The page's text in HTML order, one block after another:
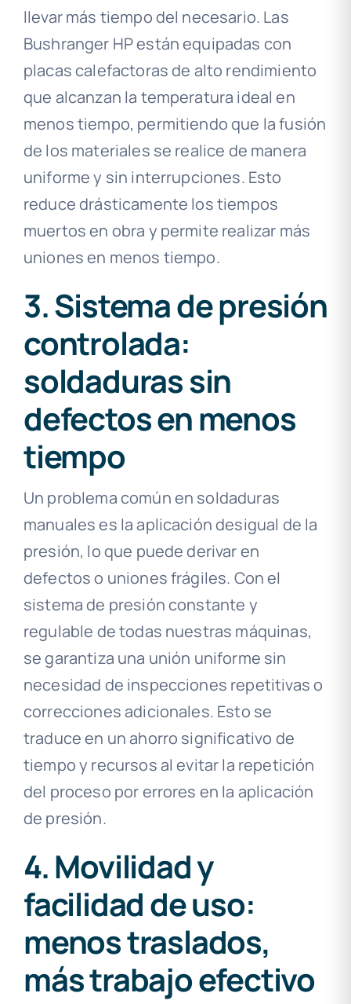
llevar más tiempo del necesario. Las
Bushranger HP están equipadas con
placas calefactoras de alto rendimiento
que alcanzan la temperatura ideal en
menos tiempo, permitiendo que la fusión
de los materiales se realice de manera
uniforme y sin interrupciones. Esto
reduce drásticamente los tiempos
muertos en obra y permite realizar más
uniones en menos tiempo.
3. Sistema de presión
controlada:
soldaduras sin
defectos en menos
tiempo
Un problema común en soldaduras
manuales es la aplicación desigual de la
presión, lo que puede derivar en
defectos o uniones frágiles. Con el
sistema de presión constante y
regulable de todas nuestras máquinas,
se garantiza una unión uniforme sin
necesidad de inspecciones repetitivas o
correcciones adicionales. Esto se
traduce en un ahorro significativo de
tiempo y recursos al evitar la repetición
del proceso por errores en la aplicación
de presión.
4. Movilidad y
facilidad de uso:
menos traslados,
más trabajo efectivo